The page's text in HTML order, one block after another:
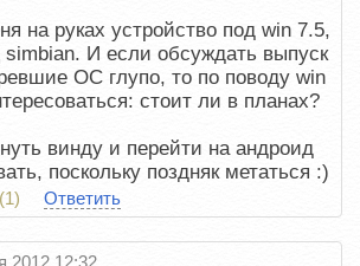
на руках устройство под win 7.5,
И если обсуждать выпуск
ОС глупо, то по поводу win
стоит ли в планах?
винду и перейти на андроид
поскольку поздняк метаться :)
(1) Ответить
2012 12:32